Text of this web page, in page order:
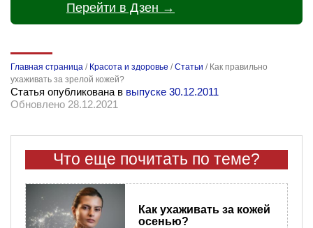
Перейти в Дзен →
Главная страница / Красота и здоровье /Статьи / Как правильно
ухаживать за зрелой кожей?
Статья опубликована в выпуске 30.12.2011
Обновлено 28.12.2021
Что еще почитать по теме?
Как ухаживать за кожей
осенью?